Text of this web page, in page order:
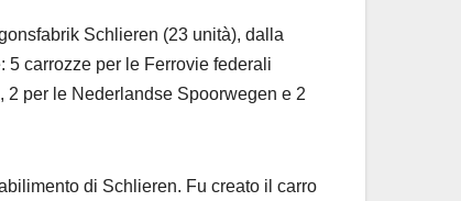
Schlieren (23 unità), dalla
5 carrozze per le Ferrovie federali
per le Nederlandse Spoorwegen e 2
di Schlieren. Fu creato il carro